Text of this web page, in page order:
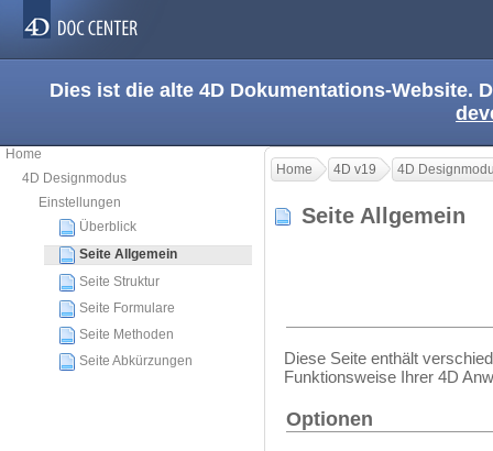
Dies ist die alte 4D Dokumentations-Website.
Home
4D Designmodus
Einstellungen
Überblick
Seite Allgemein
Seite Struktur
Seite Formulare
Seite Methoden
Seite Abkürzungen
Home 4D v19 4D
Seite Allgemein
Diese Seite enthält
Funktionsweise Ihrer 4D
Optionen